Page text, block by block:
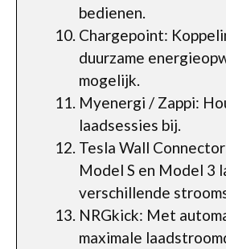
bedienen.
Chargepoint:
duurzame
mogelijk.
Myenergi / Zappi:
laadsessies bij.
Tesla Wall
Model S en Model 3
verschillende
NRGkick: Met
maximale